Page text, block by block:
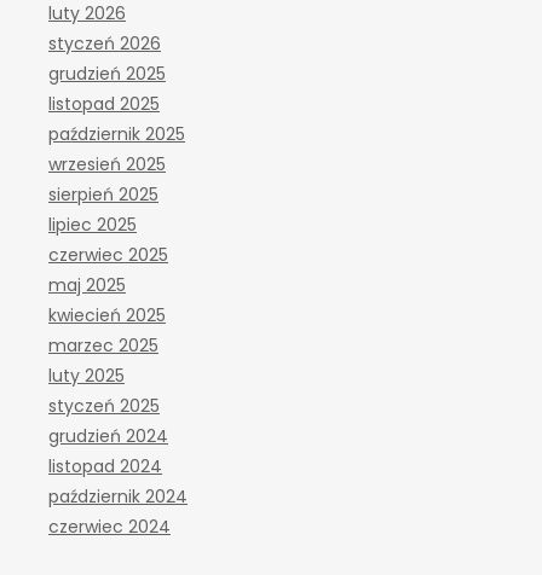
luty 2026
styczeń 2026
grudzień 2025
listopad 2025
październik 2025
wrzesień 2025
sierpień 2025
lipiec 2025
czerwiec 2025
maj 2025
kwiecień 2025
marzec 2025
luty 2025
styczeń 2025
grudzień 2024
listopad 2024
październik 2024
czerwiec 2024